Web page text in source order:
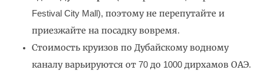
Festival City Mall), поэтому не перепутайте и
приезжайте на посадку вовремя.
Стоимость круизов по Дубайскому водному
каналу варьируются от 70 до 1000 дирхамов ОАЭ.